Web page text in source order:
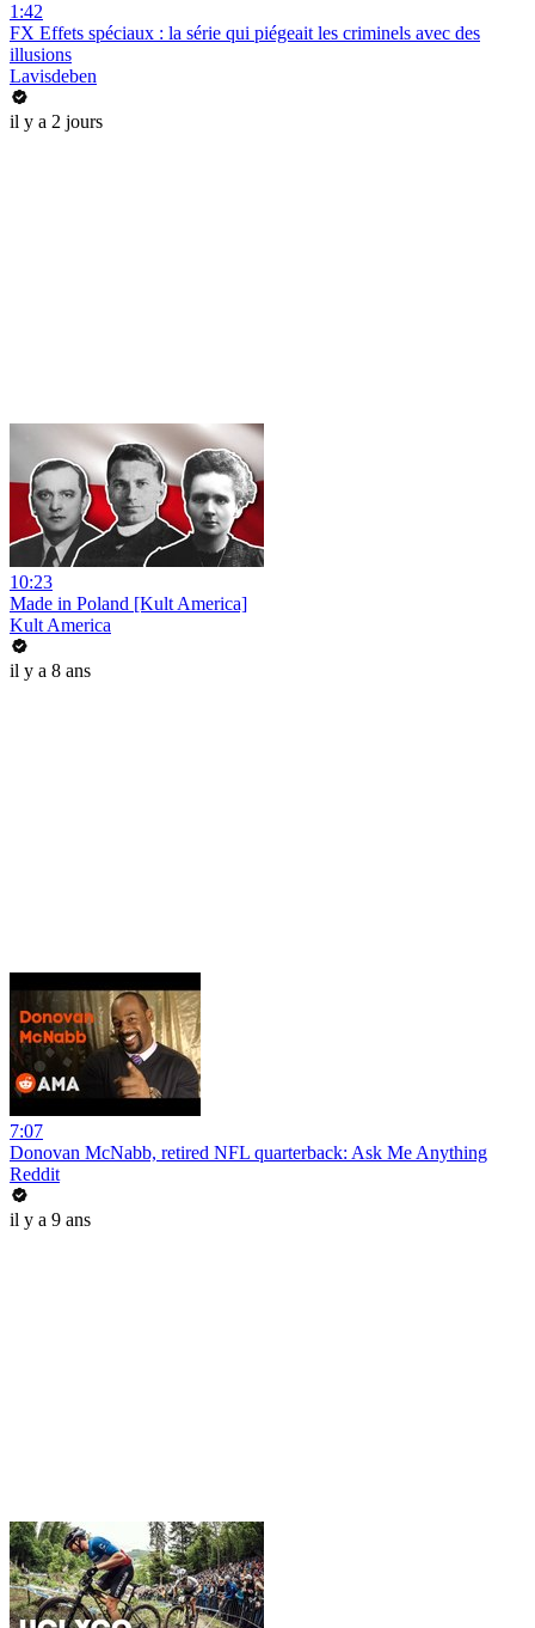
1:42
FX Effets spéciaux : la série qui piégeait les criminels avec des
illusions
Lavisdeben
il y a 2 jours
10:23
Made in Poland [Kult America]
Kult America
il y a 8 ans
7:07
Donovan McNabb, retired NFL quarterback: Ask Me Anything
Reddit
il y a 9 ans